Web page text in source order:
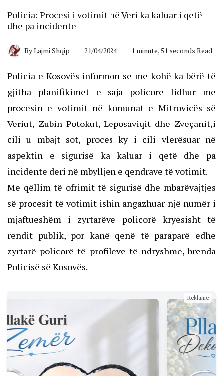
Policia: Procesi i votimit në Veri ka kaluar i qetë
dhe pa incidente
ByLajmi Shqip 21/04/2024 1 minute, 51 seconds Read
Policia e Kosovës informon se me kohë ka bërë të
gjitha planifikimet e saja policore lidhur me
procesin e votimit në komunat e Mitrovicës së
Veriut, Zubin Potokut, Leposaviqit dhe Zveçanit,i
cili u mbajt sot, proces ky i cili vlerësuar në
aspektin e sigurisë ka kaluar i qetë dhe pa
incidente deri në mbylljen e qendrave të votimit.
Me qëllim të ofrimit të sigurisë dhe mbarëvajtjes
së procesit të votimit ishin angazhuar një numër i
mjaftueshëm i zyrtarëve policorë kryesisht të
rendit publik, por kanë qenë të paraparë edhe
zyrtarë policorë të profileve të ndryshme, brenda
Policisë së Kosovës.
Reklamë